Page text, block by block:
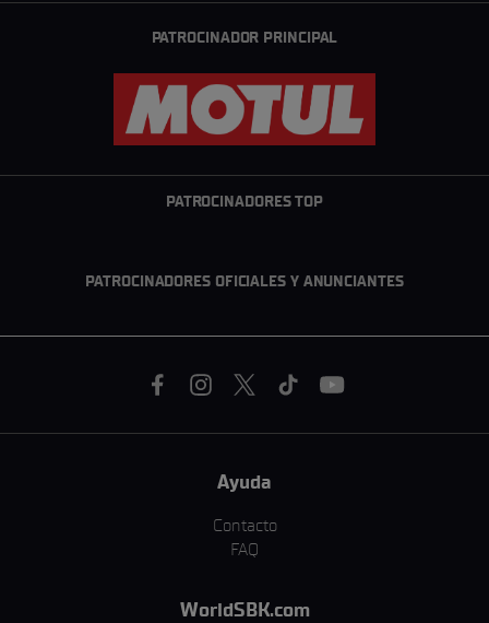
PATROCINADOR PRINCIPAL
PATROCINADORES TOP
PATROCINADORES OFICIALES Y ANUNCIANTES
Ayuda
Contacto
FAQ
WorldSBK.com